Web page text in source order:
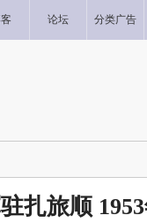
论坛 分类广告
扎旅顺